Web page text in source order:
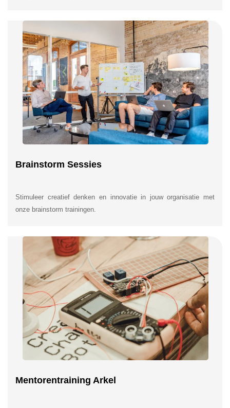
Brainstorm Sessies
Stimuleer creatief denken en innovatie in jouw organisatie met
onze brainstorm trainingen.
Mentorentraining Arkel